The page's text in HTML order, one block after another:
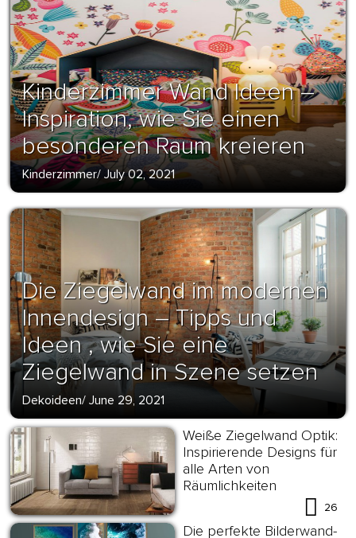
Kinderzimmer Wand Ideen –
Inspiration, wie Sie einen
besonderen Raum kreieren
Kinderzimmer/ July 02, 2021
Die Ziegelwand im modernen
Innendesign – Tipps und
Ideen , wie Sie eine
Ziegelwand in Szene setzen
Dekoideen/ June 29, 2021
Weiße Ziegelwand Optik:
Inspirierende Designs für
alle Arten von
Räumlichkeiten
26
Die perfekte Bilderwand-